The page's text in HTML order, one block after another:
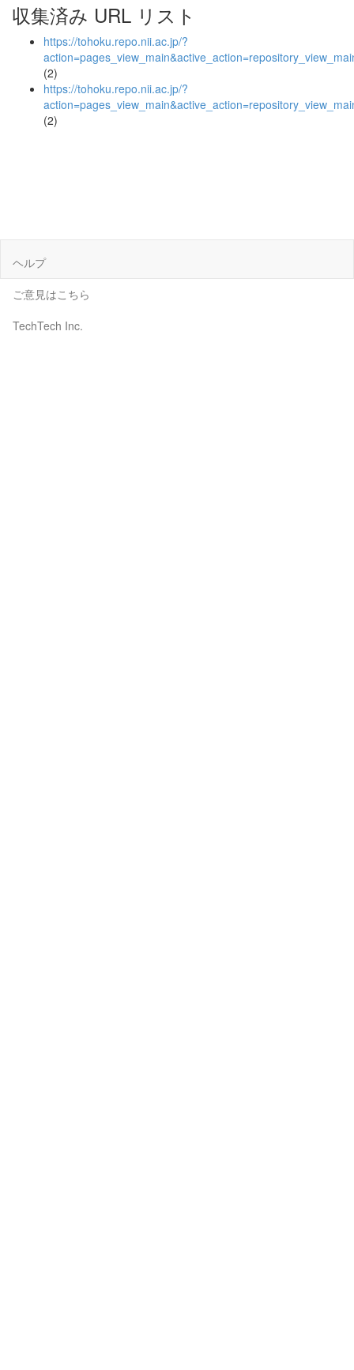
収集済み URL リスト
https://tohoku.repo.nii.ac.jp/?
(2)
https://tohoku.repo.nii.ac.jp/?
(2)
ヘルプ
ご意見はこちら
TechTech Inc.